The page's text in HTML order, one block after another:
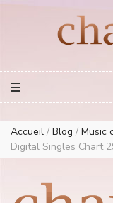
European Music Charts
Accueil / Blog / Music
Digital Singles Chart